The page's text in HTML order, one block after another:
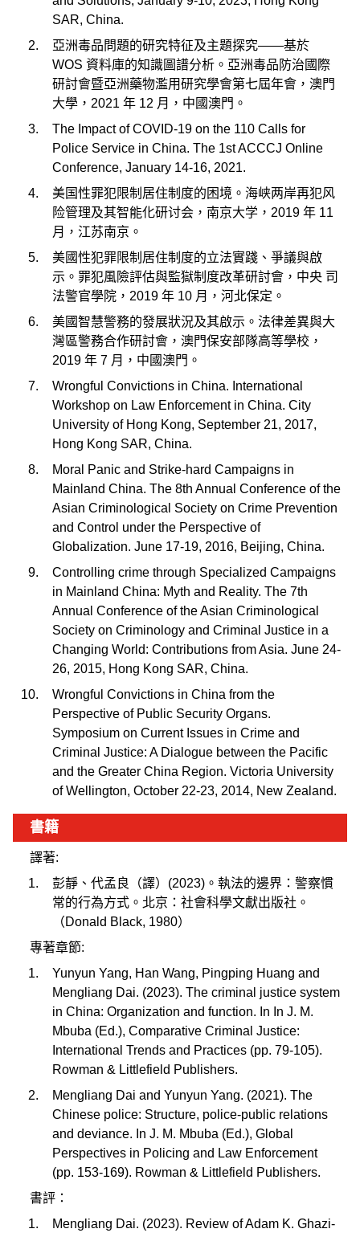
SAR, China.
亞洲毒品問題的研究特征及主題探究——基於
WOS 資料庫的知識圖譜分析。亞洲毒品防治國際
研討會暨亞洲藥物濫用研究學會第七屆年會，澳門
大學，2021 年 12 月，中國澳門。
The Impact of COVID-19 on the 110 Calls for
Police Service in China. The 1st ACCCJ Online
Conference, January 14-16, 2021.
美国性罪犯限制居住制度的困境。海峡两岸再犯风
险管理及其智能化研讨会，南京大学，2019 年 11
月，江苏南京。
美國性犯罪限制居住制度的立法實踐、爭議與啟
示。罪犯風險評估與監獄制度改革研討會，中央 司
法警官學院，2019 年 10 月，河北保定。
美國智慧警務的發展狀況及其啟示。法律差異與大
灣區警務合作研討會，澳門保安部隊高等學校，
2019 年 7 月，中國澳門。
Wrongful Convictions in China. International
Workshop on Law Enforcement in China. City
University of Hong Kong, September 21, 2017,
Hong Kong SAR, China.
Moral Panic and Strike-hard Campaigns in
Mainland China. The 8th Annual Conference of the
Asian Criminological Society on Crime Prevention
and Control under the Perspective of
Globalization. June 17-19, 2016, Beijing, China.
Controlling crime through Specialized Campaigns
in Mainland China: Myth and Reality. The 7th
Annual Conference of the Asian Criminological
Society on Criminology and Criminal Justice in a
Changing World: Contributions from Asia. June 24-
26, 2015, Hong Kong SAR, China.
Wrongful Convictions in China from the
Perspective of Public Security Organs.
Symposium on Current Issues in Crime and
Criminal Justice: A Dialogue between the Pacific
and the Greater China Region. Victoria University
of Wellington, October 22-23, 2014, New Zealand.
書籍
譯著:
彭靜、代孟良（譯）(2023)。執法的邊界：警察慣
常的行為方式。北京：社會科學文獻出版社。
（Donald Black, 1980）
專著章節:
Yunyun Yang, Han Wang, Pingping Huang and
Mengliang Dai. (2023). The criminal justice system
in China: Organization and function. In In J. M.
Mbuba (Ed.), Comparative Criminal Justice:
International Trends and Practices (pp. 79-105).
Rowman & Littlefield Publishers.
Mengliang Dai and Yunyun Yang. (2021). The
Chinese police: Structure, police-public relations
and deviance. In J. M. Mbuba (Ed.), Global
Perspectives in Policing and Law Enforcement
(pp. 153-169). Rowman & Littlefield Publishers.
書評：
Mengliang Dai. (2023). Review of Adam K. Ghazi-